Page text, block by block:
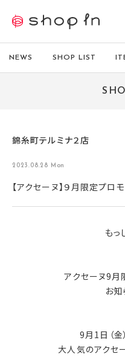
NEWS SHOP LIST
錦糸町テルミナ２店
2023.08.28 Mon
【アクセーヌ】９月限定プロ
もっ
アクセーヌ9月
お
9月1日（金
大人気のアクセ